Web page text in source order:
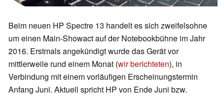
Beim neuen HP Spectre 13 handelt es sich zweifelsohne
um einen Main-Showact auf der Notebookbühne im Jahr
2016. Erstmals angekündigt wurde das Gerät vor
mittlerweile rund einem Monat (wir berichteten), in
Verbindung mit einem vorläufigen Erscheinungstermin
Anfang Juni. Aktuell spricht HP von Ende Juni bzw.